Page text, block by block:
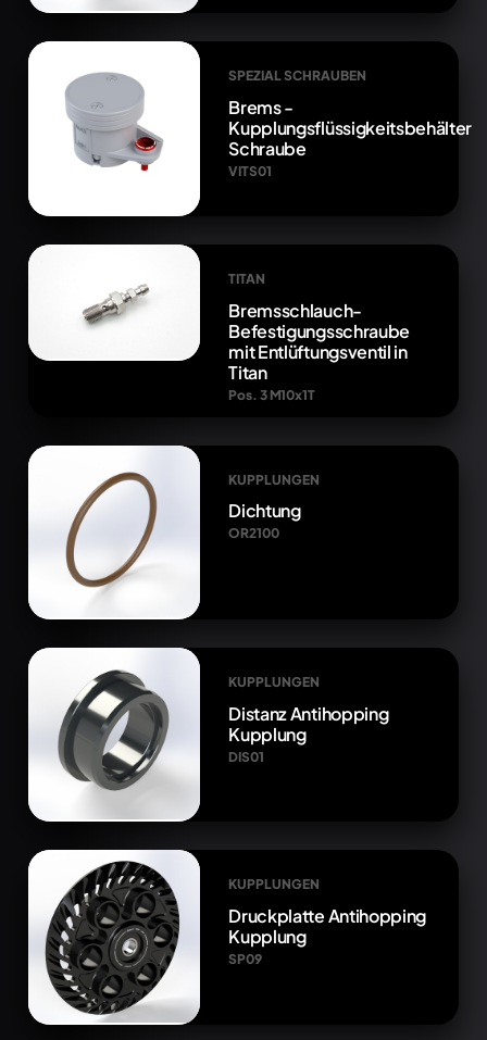
SPEZIAL SCHRAUBEN
Brems -
Kupplungsflüssigkeitsbehälter
Schraube
VITS01
TITAN
Bremsschlauch-
Befestigungsschraube
mit Entlüftungsventil in
Titan
Pos. 3 M10x1T
KUPPLUNGEN
Dichtung
OR2100
KUPPLUNGEN
Distanz Antihopping
Kupplung
DIS01
KUPPLUNGEN
Druckplatte Antihopping
Kupplung
SP09